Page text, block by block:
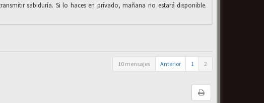
sabiduría. Si lo haces en privado, mañana no estará disponible.
10 mensajes Anterior 1 2